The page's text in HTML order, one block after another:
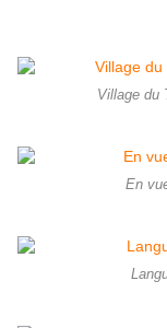
Village du
En